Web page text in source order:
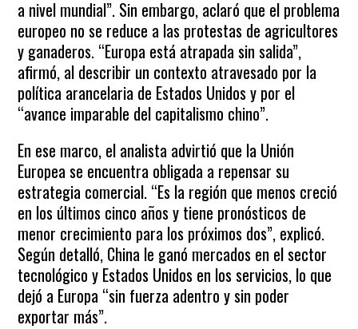
a nivel mundial”. Sin embargo, aclaró que el problema
europeo no se reduce a las protestas de agricultores
y ganaderos. “Europa está atrapada sin salida”,
afirmó, al describir un contexto atravesado por la
política arancelaria de Estados Unidos y por el
“avance imparable del capitalismo chino”.
En ese marco, el analista advirtió que la Unión
Europea se encuentra obligada a repensar su
estrategia comercial. “Es la región que menos creció
en los últimos cinco años y tiene pronósticos de
menor crecimiento para los próximos dos”, explicó.
Según detalló, China le ganó mercados en el sector
tecnológico y Estados Unidos en los servicios, lo que
dejó a Europa “sin fuerza adentro y sin poder
exportar más”.